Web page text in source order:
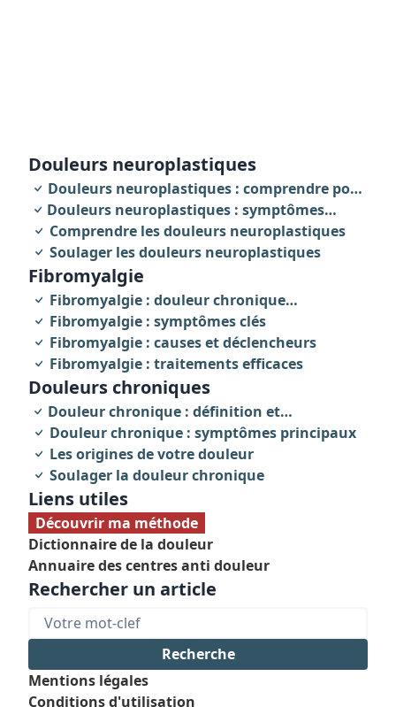
Douleurs chroniques
Douleur chronique : définition et
caractéristiques
Douleur chronique : symptômes principaux
Les origines de votre douleur
Soulager la douleur chronique
fibromyalgie
Fibromyalgie : douleur chronique
invalidante
Fibromyalgie : symptômes clés
Fibromyalgie : causes et déclencheurs
Fibromyalgie : traitements efficaces
douleurs neuroplastiques
Douleurs neuroplastiques : comprendre pour
agir
Douleurs neuroplastiques : symptômes
révélateurs
Comprendre les douleurs neuroplastiques
Soulager les douleurs neuroplastiques
Rechercher un article
Liens utiles
Découvrir ma méthode
Dictionnaire de la douleur
Annuaire des centres anti douleur
Mentions légales
Conditions d'utilisation